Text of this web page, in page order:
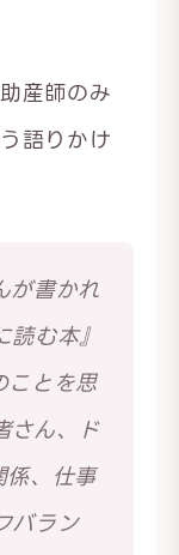
産師のみ
語りかけ
が書かれ
む本』
ことを思
さん、ド
係、仕事
バラン